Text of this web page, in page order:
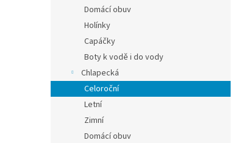
Domácí obuv
Holínky
Capáčky
Boty k vodě i do vody
Chlapecká
Celoroční
Letní
Zimní
Domácí obuv